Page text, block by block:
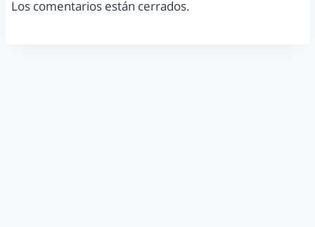
Los comentarios están cerrados.